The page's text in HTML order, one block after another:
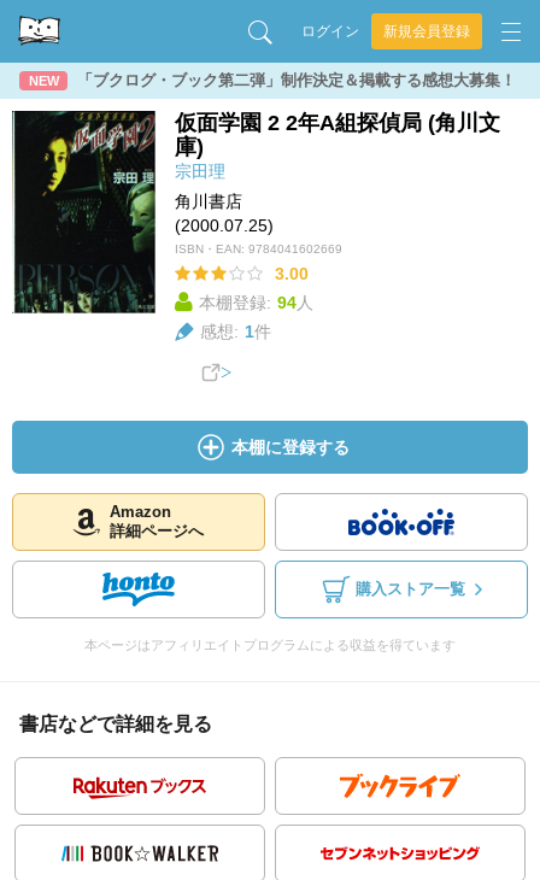
ログイン 新規会員登録
NEW 「ブクログ・ブック第二弾」制作決定＆掲載する感想大募集！
仮面学園 2 2年A組探偵局 (角川文
庫)
宗田理
角川書店
(2000.07.25)
ISBN・EAN: 9784041602669
3.00
本棚登録: 94人
感想: 1件
本棚に登録する
Amazon
詳細ページへ
購入ストア一覧
本ページはアフィリエイトプログラムによる収益を得ています
書店などで詳細を見る